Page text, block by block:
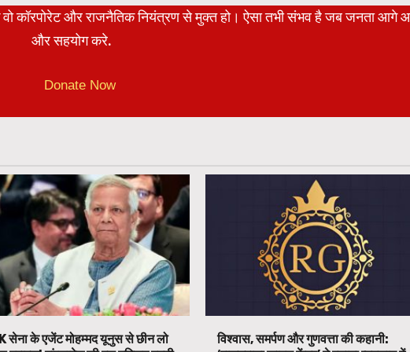
कॉरपोरेट और राजनैतिक नियंत्रण से मुक्त हो। ऐसा तभी संभव है जब जनता आगे
और सहयोग करे.
Donate Now
सेना के एजेंट मोहम्मद यूनुस से छीन लो
विश्वास, समर्पण और गुणवत्ता की कहानी: